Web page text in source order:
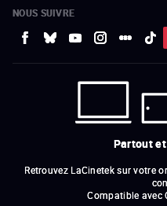
NOUS SUIVRE
Partout
Retrouvez LaCinetek sur votre
Compatible avec